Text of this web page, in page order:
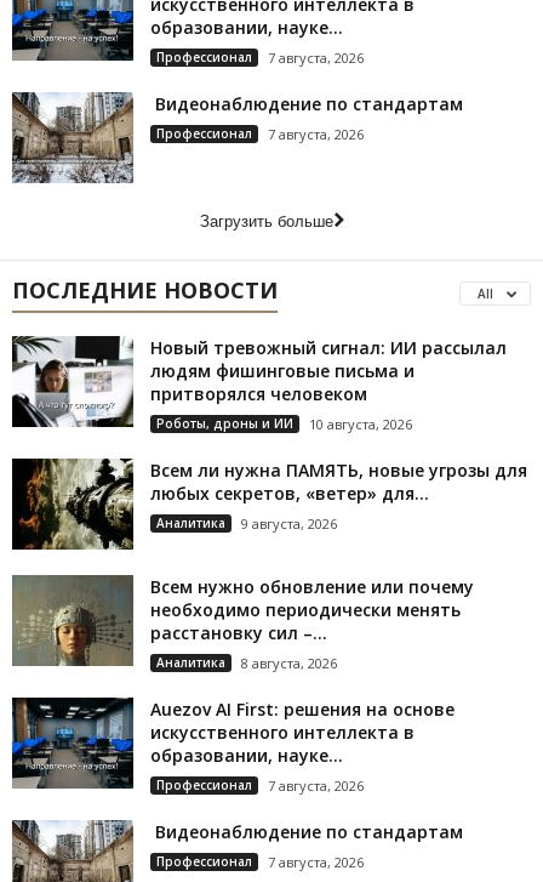
образовании, науке...
Профессионал 7 августа, 2026
Видеонаблюдение по стандартам
Профессионал 7 августа, 2026
Загрузить больше
ПОСЛЕДНИЕ НОВОСТИ All
Новый тревожный сигнал: ИИ рассылал
людям фишинговые письма и
притворялся человеком
Роботы, дроны и ИИ 10 августа, 2026
Всем ли нужна ПАМЯТЬ, новые угрозы для
любых секретов, «ветер» для...
Аналитика 9 августа, 2026
Всем нужно обновление или почему
необходимо периодически менять
расстановку сил –...
Аналитика 8 августа, 2026
Auezov AI First: решения на основе
искусственного интеллекта в
образовании, науке...
Профессионал 7 августа, 2026
Видеонаблюдение по стандартам
Профессионал 7 августа, 2026